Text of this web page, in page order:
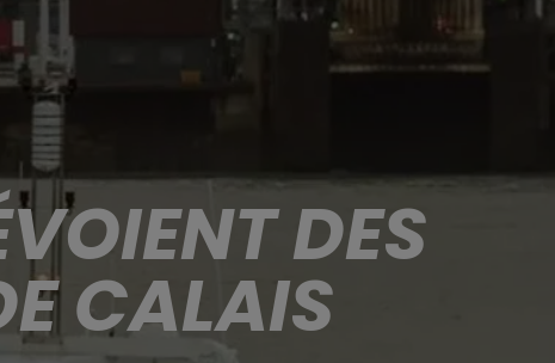
DES
CALAIS